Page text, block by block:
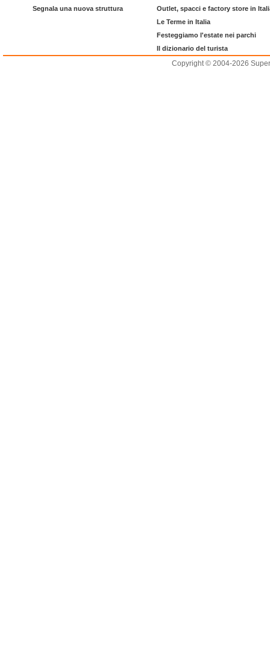
Segnala una nuova struttura
Outlet, spacci e factory store in
Le Terme in Italia
Festeggiamo l'estate nei parchi
Il dizionario del turista
Copyright © 2004-2026